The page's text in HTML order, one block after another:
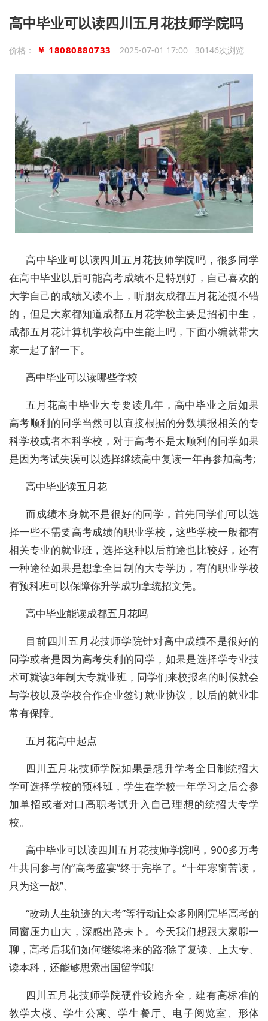
高中毕业可以读四川五月花技师学院吗
价格： ￥ 18080880733 2025-07-01 17:00 30146次浏览
高中毕业可以读四川五月花技师学院吗，很多同学
在高中毕业以后可能高考成绩不是特别好，自己喜欢的
大学自己的成绩又读不上，听朋友成都五月花还挺不错
的，但是大家都知道成都五月花学校主要是招初中生，
成都五月花计算机学校高中生能上吗，下面小编就带大
家一起了解一下。
高中毕业可以读哪些学校
五月花高中毕业大专要读几年，高中毕业之后如果
高考顺利的同学当然可以直接根据的分数填报相关的专
科学校或者本科学校，对于高考不是太顺利的同学如果
是因为考试失误可以选择继续高中复读一年再参加高考;
高中毕业读五月花
而成绩本身就不是很好的同学，首先同学们可以选
择一些不需要高考成绩的职业学校，这些学校一般都有
相关专业的就业班，选择这种以后前途也比较好，还有
一种途径如果是想拿全日制的大专学历，有的职业学校
有预科班可以保障你升学成功拿统招文凭。
高中毕业能读成都五月花吗
目前四川五月花技师学院针对高中成绩不是很好的
同学或者是因为高考失利的同学，如果是选择学专业技
术可就读3年制大专就业班，同学们来校报名的时候就会
与学校以及学校合作企业签订就业协议，以后的就业非
常有保障。
五月花高中起点
四川五月花技师学院如果是想升学考全日制统招大
学可选择学校的预科班，学生在学校一年学习之后会参
加单招或者对口高职考试升入自己理想的统招大专学
校。
高中毕业可以读四川五月花技师学院吗，900多万考
生共同参与的“高考盛宴”终于完毕了。“十年寒窗苦读，
只为这一战”、
“改动人生轨迹的大考”等行动让众多刚刚完毕高考的
同窗压力山大，深感出路未卜。今天我们想跟大家聊一
聊，高考后我们如何继续将来的路?除了复读、上大专、
读本科，还能够思索出国留学哦!
四川五月花技师学院硬件设施齐全，建有高标准的
教学大楼、学生公寓、学生餐厅、电子阅览室、形体